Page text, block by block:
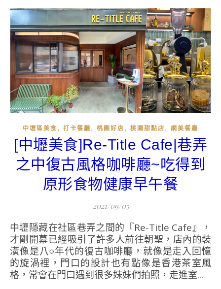
中壢區美食 , 打卡餐廳 , 桃園好店 , 桃園甜點店 , 網美餐廳
[中壢美食]Re-Title Cafe|巷弄
之中復古風格咖啡廳~吃得到
原形食物健康早午餐
2021/09/05
中壢隱藏在社區巷弄之間的『Re-Title Cafe』，
才剛開幕已經吸引了許多人前往朝聖，店內的裝
潢像是八○年代的復古咖啡廳，就像是走入回憶
的旋渦裡，門口的設計也有點像是香港茶室風
格，常會在門口遇到很多妹妹們拍照，走進室...